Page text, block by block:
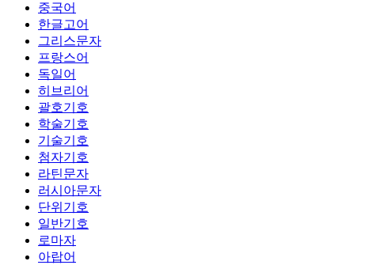
중국어
한글고어
그리스문자
프랑스어
독일어
히브리어
괄호기호
학술기호
기술기호
첨자기호
라틴문자
러시아문자
단위기호
일반기호
로마자
아랍어